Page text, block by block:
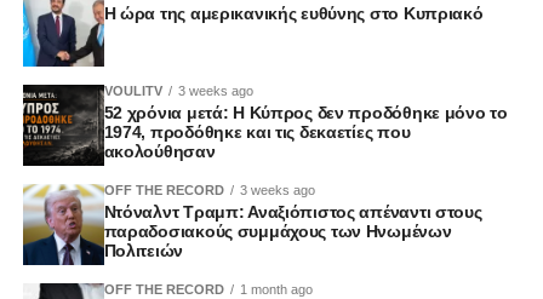
Η ώρα της αμερικανικής ευθύνης στο Κυπριακό
VOULITV 3 weeks ago
52 χρόνια μετά: Η Κύπρος δεν προδόθηκε μόνο το
1974, προδόθηκε και τις δεκαετίες που
ακολούθησαν
OFF THE RECORD 3 weeks ago
Ντόναλντ Τραμπ: Αναξιόπιστος απέναντι στους
παραδοσιακούς συμμάχους των Ηνωμένων
Πολιτειών
OFF THE RECORD 1 month ago